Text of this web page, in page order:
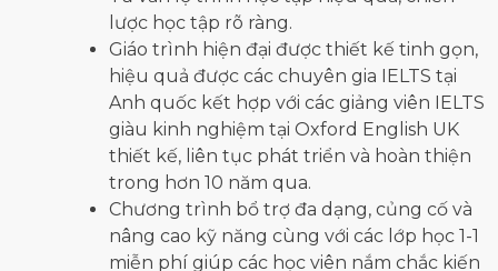
lược học tập rõ ràng.
Giáo trình hiện đại được thiết kế tinh gọn,
hiệu quả được các chuyên gia IELTS tại
Anh quốc kết hợp với các giảng viên IELTS
giàu kinh nghiệm tại Oxford English UK
thiết kế, liên tục phát triển và hoàn thiện
trong hơn 10 năm qua.
Chương trình bổ trợ đa dạng, củng cố và
nâng cao kỹ năng cùng với các lớp học 1-1
miễn phí giúp các học viên nắm chắc kiến